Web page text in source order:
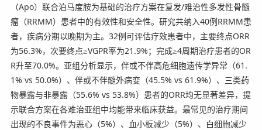
（Apo）联合泊马度胺为基础的治疗方案在复发/难治性多发性骨髓
瘤（RRMM）患者中的有效性和安全性。研究共纳入40例RRMM患
者，疾病分期以晚期为主。32例可评估疗效患者中，主要终点ORR
为56.3%，次要终点≥VGPR率为21.9%；完成≥4周期治疗患者的OR
R升至70.0%。亚组分析显示，伴或不伴高危细胞遗传学异常（61.
1% vs 50.0%）、伴或不伴髓外病变（45.5% vs 61.9%）、三类药
物暴露与非暴露（55.6% vs 53.8%）患者的ORR均无显著差异，提
示联合方案在各难治亚组中均能带来临床获益。最常见的治疗期间
出现的不良事件为恶心（5%）、血小板减少（5%）、白细胞减少